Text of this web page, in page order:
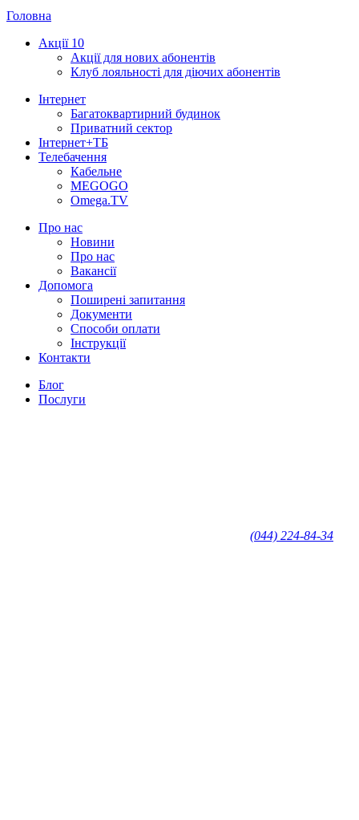
Головна
Акції 10
Акції для нових абонентів
Клуб лояльності для діючих абонентів
Інтернет
Багатоквартирний будинок
Приватний сектор
Інтернет+ТБ
Телебачення
Кабельне
MEGOGO
Omega.TV
Про нас
Новини
Про нас
Вакансії
Допомога
Поширені запитання
Документи
Способи оплати
Інструкції
Контакти
Блог
Послуги
(044) 224-84-34